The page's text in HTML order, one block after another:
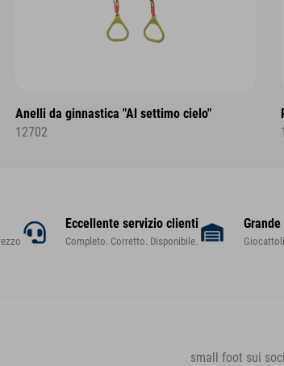
Anelli da ginnastica "Al settimo cielo"
12702
Eccellente servizio clienti
Completo. Corretto. Disponibile.
small foot sui